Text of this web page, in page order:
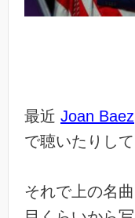
最近 Joan Baez
で聴いたりし
それで上の名曲